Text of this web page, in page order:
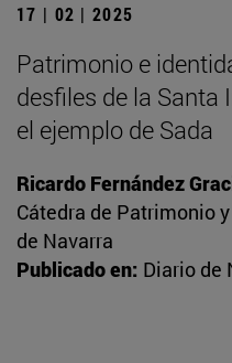
17 | 02 | 2025
Patrimonio e
desfiles de la Santa
el ejemplo de Sada
Ricardo Fernández
Cátedra de Patrimonio
de Navarra
Publicado en: Diario de